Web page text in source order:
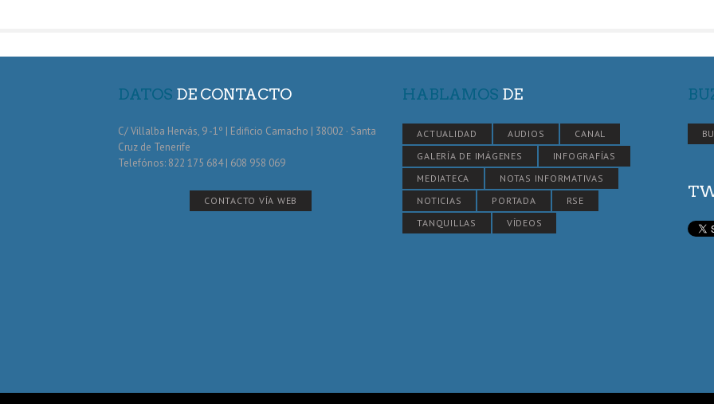
DATOS DE CONTACTO
C/ Villalba Hervás, 9 -1º | Edificio Camacho | 38002 · Santa
Cruz de Tenerife
Telefónos: 822 175 684 | 608 958 069
CONTACTO VÍA WEB
HABLAMOS DE
ACTUALIDAD AUDIOS
CANAL
GALERÍA DE IMÁGENES
INFOGRAFÍAS
MEDIATECA
NOTAS INFORMATIVAS
NOTICIAS
PORTADA
RSE
TANQUILLAS
VÍDEOS